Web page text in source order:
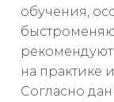
обучения,
на практике
Согласно